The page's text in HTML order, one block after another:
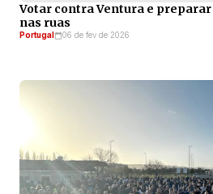
Votar contra Ventura e
nas ruas
Portugal 06 de fev de 2026